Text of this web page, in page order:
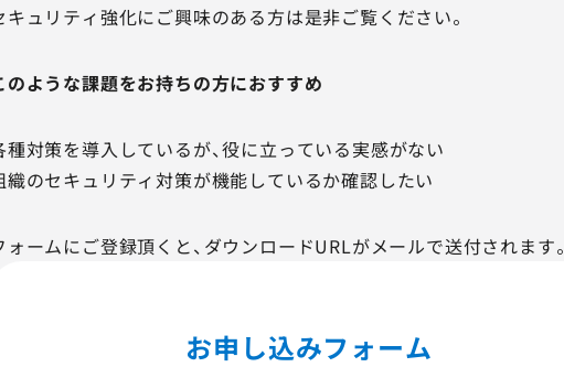
キュリティ強化にご興味のある方は是非ご覧ください。
のような課題をお持ちの方におすすめ
種対策を導入しているが、役に立っている実感がない
織のセキュリティ対策が機能しているか確認したい
ォームにご登録頂くと、ダウンロードURLがメールで送付されます。
お申し込みフォーム